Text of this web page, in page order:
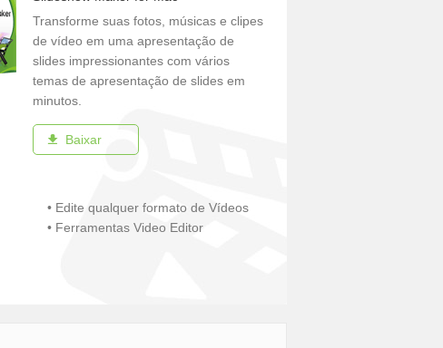
Transforme suas fotos, músicas e clipes
de vídeo em uma apresentação de
slides impressionantes com vários
temas de apresentação de slides em
minutos.
Baixar
• Edite qualquer formato de Vídeos
• Ferramentas Video Editor